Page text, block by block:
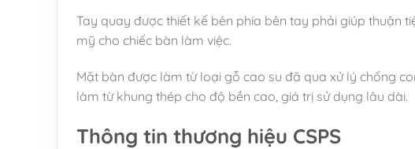
Tay quay được thiết kế bên phía bên tay phải giúp thuận
mỹ cho chiếc bàn làm việc.
Mặt bàn được làm từ loại gỗ cao su đã qua xử lý chống
làm từ khung thép cho độ bền cao, giá trị sử dụng lâu dài.
Thông tin thương hiệu CSPS